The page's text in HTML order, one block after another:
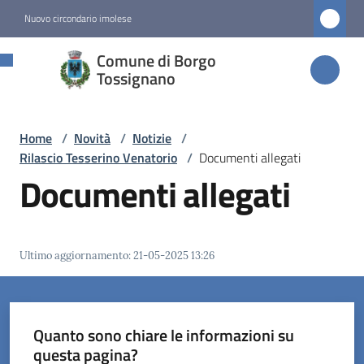
Nuovo circondario imolese
Comune di Borgo
Tossignano
Comune di
Borgo
Servizi
Vivere
Borgo
Home / Novità / Notizie /
Rilascio Tesserino Venatorio / Documenti allegati
Documenti allegati
Ultimo aggiornamento:21-05-2025 13:26
Quanto sono chiare le informazioni su
questa pagina?